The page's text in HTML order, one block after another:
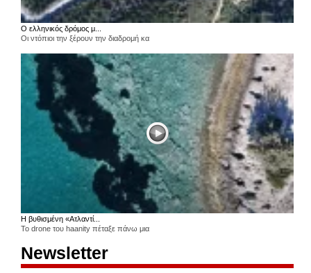
Ο ελληνικός δρόμος μ...
Οι ντόπιοι την ξέρουν την διαδρομή κα
Η βυθισμένη «Ατλαντί...
Το drone του haanity πέταξε πάνω μια
Newsletter